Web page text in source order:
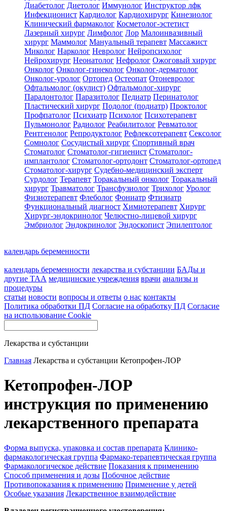
Диабетолог Диетолог Иммунолог Инструктор лфк
Инфекционист Кардиолог Кардиохирург Кинезиолог
Клинический фармаколог Косметолог-эстетист
Лазерный хирург Лимфолог Лор Малоинвазивный
хирург Маммолог Мануальный терапевт Массажист
Миколог Нарколог Невролог Нейропсихолог
Нейрохирург Неонатолог Нефролог Ожоговый хирург
Онколог Онколог-гинеколог Онколог-дерматолог
Онколог-уролог Ортопед Остеопат Отоневролог
Офтальмолог (окулист) Офтальмолог-хирург
Парадонтолог Паразитолог Педиатр Перинатолог
Пластический хирург Подолог (подиатр) Проктолог
Профпатолог Психиатр Психолог Психотерапевт
Пульмонолог Радиолог Реабилитолог Ревматолог
Рентгенолог Репродуктолог Рефлексотерапевт Сексолог
Сомнолог Сосудистый хирург Спортивный врач
Стоматолог Стоматолог-гигиенист Стоматолог-
имплантолог Стоматолог-ортодонт Стоматолог-ортопед
Стоматолог-хирург Судебно-медицинский эксперт
Сурдолог Терапевт Торакальный онколог Торакальный
хирург Травматолог Трансфузиолог Трихолог Уролог
Физиотерапевт Флеболог Фониатр Фтизиатр
Функциональный диагност Химиотерапевт Хирург
Хирург-эндокринолог Челюстно-лицевой хирург
Эмбриолог Эндокринолог Эндоскопист Эпилептолог
календарь беременности
календарь беременности лекарства и субстанции БАДы и
другие ТАА медицинские учреждения врачи анализы и
процедуры
статьи новости вопросы и ответы о нас контакты
Политика обработки ПД Согласие на обработку ПД Согласие
на использование Cookie
Лекарства и субстанции
Главная Лекарства и субстанции Кетопрофен-ЛОР
Кетопрофен-ЛОР
инструкция по применению
лекарственного препарата
Форма выпуска, упаковка и состав препарата Клинико-
фармакологическая группа Фармако-терапевтическая группа
Фармакологическое действие Показания к применению
Способ применения и дозы Побочное действие
Противопоказания к применению Применение у детей
Особые указания Лекарственное взаимодействие